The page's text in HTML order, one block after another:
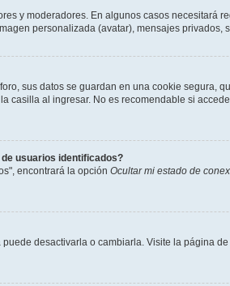
y moderadores. En algunos casos
personalizada (avatar), mensajes
sus datos se guardan en una cookie segura,
casilla al ingresar. No es recomendable si
usuarios identificados?
encontrará la opción Ocultar mi estado de
desactivarla o cambiarla. Visite la página